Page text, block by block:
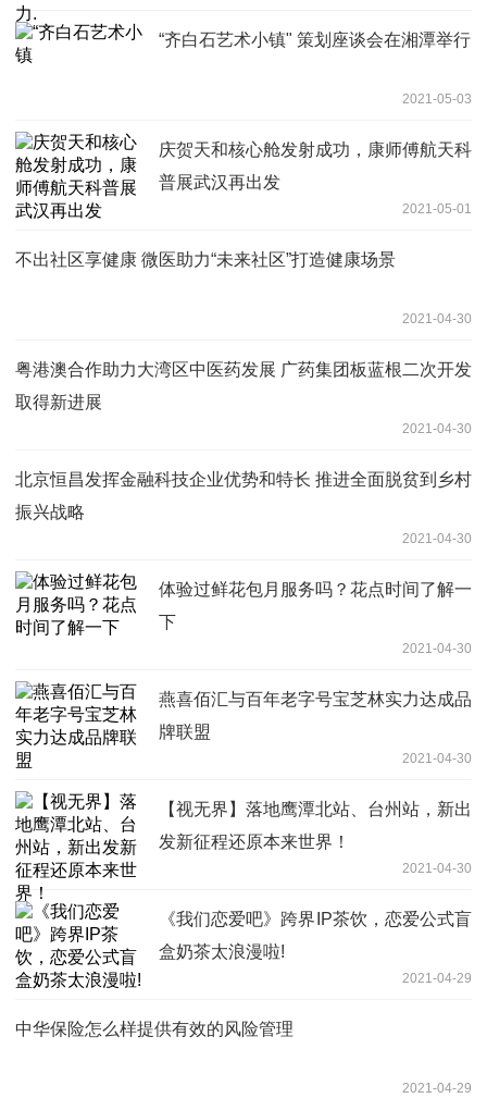
“齐白石艺术小镇" 策划座谈会在湘潭举行
2021-05-03
庆贺天和核心舱发射成功，康师傅航天科
普展武汉再出发
2021-05-01
不出社区享健康 微医助力“未来社区”打造健康场景
2021-04-30
粤港澳合作助力大湾区中医药发展 广药集团板蓝根二次开发
取得新进展 ​
2021-04-30
北京恒昌发挥金融科技企业优势和特长 推进全面脱贫到乡村
振兴战略
2021-04-30
体验过鲜花包月服务吗？花点时间了解一
下
2021-04-30
燕喜佰汇与百年老字号宝芝林实力达成品
牌联盟
2021-04-30
【视无界】落地鹰潭北站、台州站，新出
发新征程还原本来世界！
2021-04-30
《我们恋爱吧》跨界IP茶饮，恋爱公式盲
盒奶茶太浪漫啦!
2021-04-29
中华保险怎么样提供有效的风险管理
2021-04-29